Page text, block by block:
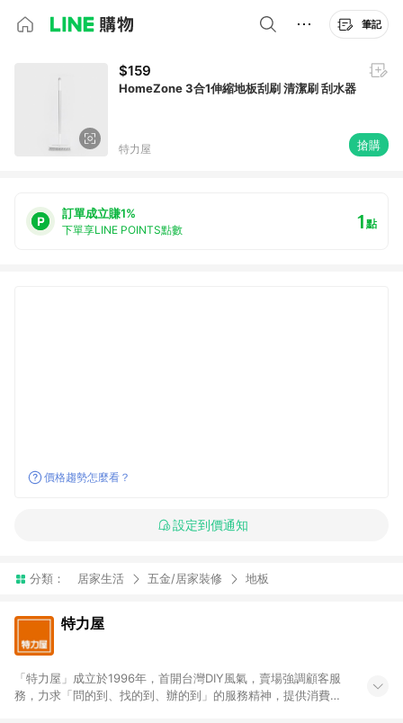
筆記
$159
HomeZone 3合1伸縮地板刮刷 清潔刷 刮水器
特力屋 搶購
訂單成立賺1%
下單享LINE POINTS點數 1點
價格趨勢怎麼看？
設定到價通知
分類： 居家生活 五金/居家裝修 地板
特力屋
「特力屋」成立於1996年，首開台灣DIY風氣，賣場強調顧客服
務，力求「問的到、找的到、辦的到」的服務精神，提供消費者